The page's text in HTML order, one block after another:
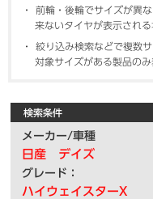
前輪・後輪でサイズが異
来ないタイヤが表示される
絞り込み検索などで複数
対象サイズがある製品のみ
検索条件
メーカー/車種
日産 デイズ
グレード：
ハイウェイスターX